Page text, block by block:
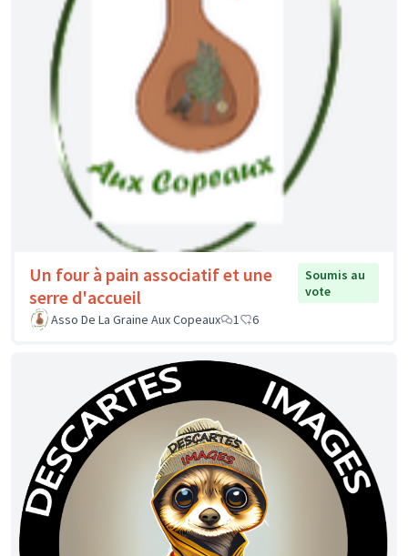
Un four à pain associatif et une
serre d'accueil
Soumis au
vote
Asso De La Graine Aux Copeaux
1 6